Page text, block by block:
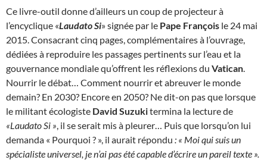
Ce livre-outil donne d’ailleurs un coup de projecteur à
l’encyclique «Laudato Si» signée par le Pape François le 24 mai
2015. Consacrant cinq pages, complémentaires à l’ouvrage,
dédiées à reproduire les passages pertinents sur l’eau et la
gouvernance mondiale qu’offrent les réflexions du Vatican.
Nourrir le débat… Comment nourrir et abreuver le monde
demain? En 2030? Encore en 2050? Ne dit-on pas que lorsque
le militant écologiste David Suzukitermina la lecture de
«Laudato Si », il se serait mis à pleurer… Puis que lorsqu’on lui
demanda « Pourquoi ? », il aurait répondu : « Moi qui suis un
spécialiste universel, je n’ai pas été capable d’écrire un pareil texte ».